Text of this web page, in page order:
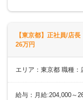
【東京都】正社員/店
26万円
エリア：東京都 職種
給与：月給:204,000～